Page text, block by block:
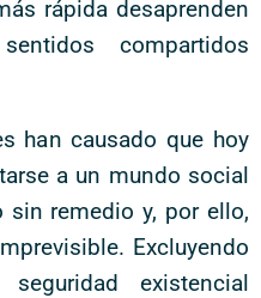
rápida desaprenden
compartidos
han causado que hoy
a un mundo social
remedio y, por ello,
Excluyendo
existencial